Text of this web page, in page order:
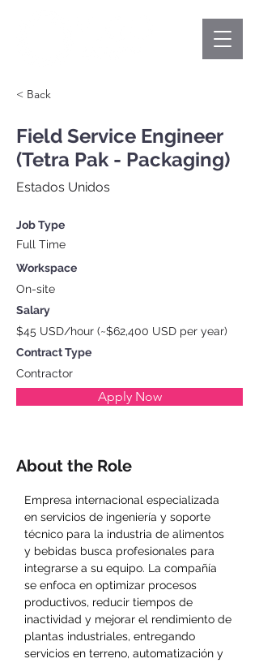
< Back
Field Service Engineer
(Tetra Pak - Packaging)
Estados Unidos
Job Type
Full Time
Workspace
On-site
Salary
$45 USD/hour (~$62,400 USD per year)
Contract Type
Contractor
Apply Now
About the Role
Empresa internacional especializada
en servicios de ingeniería y soporte
técnico para la industria de alimentos
y bebidas busca profesionales para
integrarse a su equipo. La compañía
se enfoca en optimizar procesos
productivos, reducir tiempos de
inactividad y mejorar el rendimiento de
plantas industriales, entregando
servicios en terreno, automatización y